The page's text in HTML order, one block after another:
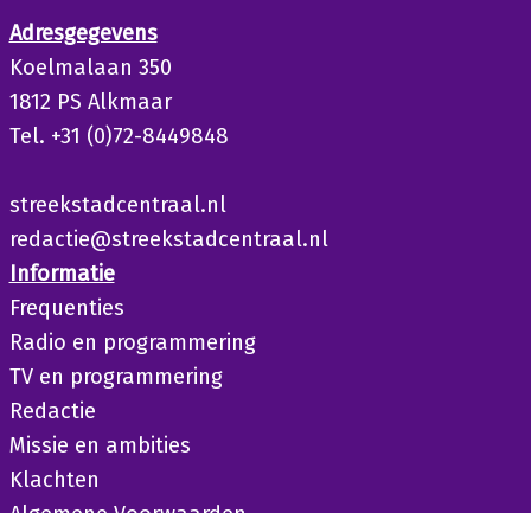
Adresgegevens
Koelmalaan 350
1812 PS Alkmaar
Tel. +31 (0)72-8449848
streekstadcentraal.nl
redactie@streekstadcentraal.nl
Informatie
Frequenties
Radio en programmering
TV en programmering
Redactie
Missie en ambities
Klachten